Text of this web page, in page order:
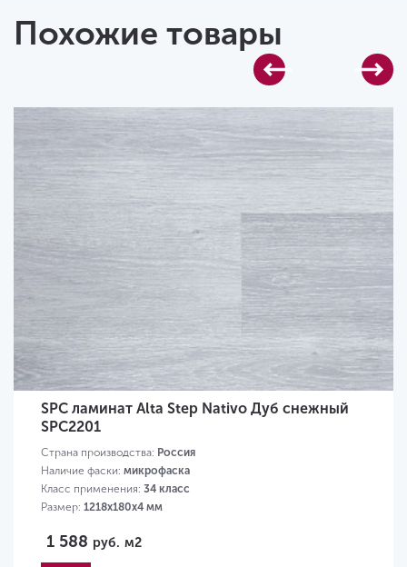
Похожие товары
SPC ламинат Alta Step Nativo Дуб снежный
SPC2201
Страна производства: Россия
Наличие фаски: микрофаска
Класс применения: 34 класс
Размер: 1218х180х4 мм
1 588 руб. м2